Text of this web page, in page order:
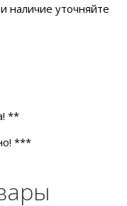
наличие уточняйте
**
***